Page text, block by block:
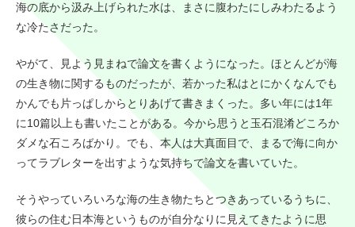
海の底から汲み上げられた水は、まさに腹わたにしみわたるよう
な冷たさだった。
やがて、見よう見まねで論文を書くようになった。ほとんどが海
の生き物に関するものだったが、若かった私はとにかくなんでも
かんでも片っぱしからとりあげて書きまくった。多い年には1年
に10篇以上も書いたことがある。今から思うと玉石混淆どころか
ダメな石ころばかり。でも、本人は大真面目で、まるで海に向か
ってラブレターを出すような気持ちで論文を書いていた。
そうやっていろいろな海の生き物たちとつきあっているうちに、
彼らの住む日本海というものが自分なりに見えてきたように思